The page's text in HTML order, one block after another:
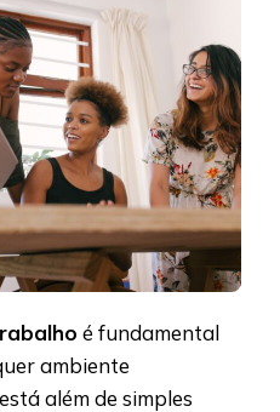
é fundamental
ambiente
além de simples